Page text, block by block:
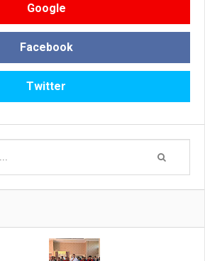
Google
Facebook
Twitter